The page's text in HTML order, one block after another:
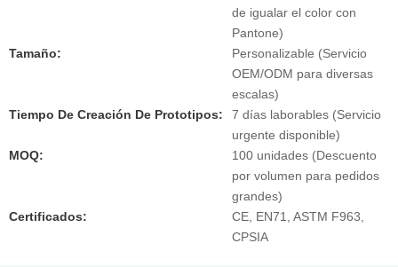
de igualar el color con
Pantone)
Tamaño:
Personalizable (Servicio
OEM/ODM para diversas
escalas)
Tiempo De Creación De Prototipos:
7 días laborables (Servicio
urgente disponible)
MOQ:
100 unidades (Descuento
por volumen para pedidos
grandes)
Certificados:
CE, EN71, ASTM F963,
CPSIA